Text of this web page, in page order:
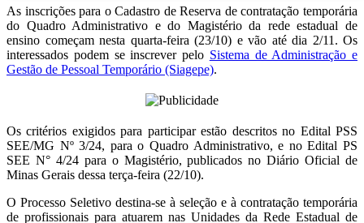
As inscrições para o Cadastro de Reserva de contratação temporária
do Quadro Administrativo e do Magistério da rede estadual de
ensino começam nesta quarta-feira (23/10) e vão até dia 2/11. Os
interessados podem se inscrever pelo Sistema de Administração e
Gestão de Pessoal Temporário (Siagepe).
Os critérios exigidos para participar estão descritos no Edital PSS
SEE/MG Nº 3/24, para o Quadro Administrativo, e no Edital PS
SEE N° 4/24 para o Magistério, publicados no Diário Oficial de
Minas Gerais dessa terça-feira (22/10).
O Processo Seletivo destina-se à seleção e à contratação temporária
de profissionais para atuarem nas Unidades da Rede Estadual de